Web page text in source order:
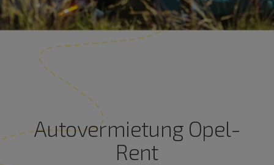
Autovermietung Opel-
Rent